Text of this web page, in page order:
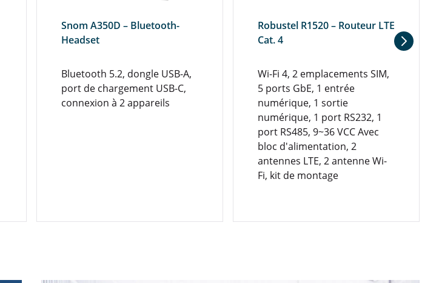
Snom A350D – Bluetooth-
Headset
Bluetooth 5.2, dongle USB-A,
port de chargement USB-C,
connexion à 2 appareils
Robustel R1520 – Routeur LTE
Cat. 4
Wi-Fi 4, 2 emplacements SIM,
5 ports GbE, 1 entrée
numérique, 1 sortie
numérique, 1 port RS232, 1
port RS485, 9~36 VCC Avec
bloc d'alimentation, 2
antennes LTE, 2 antenne Wi-
Fi, kit de montage